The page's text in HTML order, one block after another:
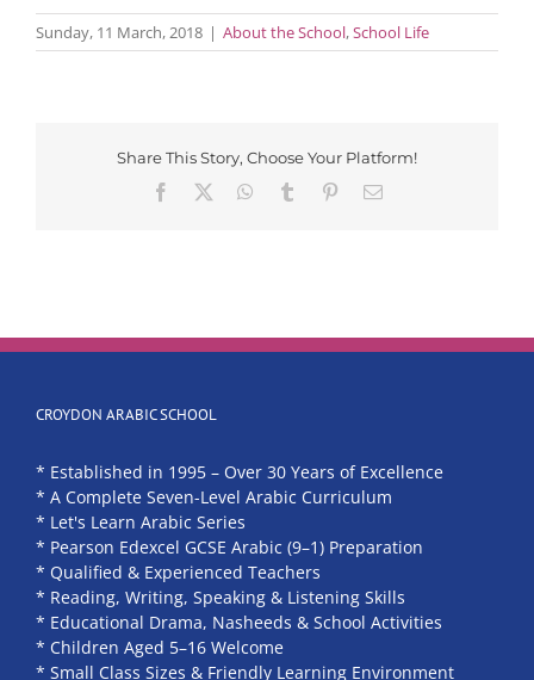
Sunday, 11 March, 2018 | About the School,School Life
Share This Story, Choose Your Platform!
Facebook
WhatsApp
Tumblr PinterestEmail
CROYDON ARABIC SCHOOL
* Established in 1995 – Over 30 Years of Excellence
* A Complete Seven-Level Arabic Curriculum
* Let's Learn Arabic Series
* Pearson Edexcel GCSE Arabic (9–1) Preparation
* Qualified & Experienced Teachers
* Reading, Writing, Speaking & Listening Skills
* Educational Drama, Nasheeds & School Activities
* Children Aged 5–16 Welcome
* Small Class Sizes & Friendly Learning Environment